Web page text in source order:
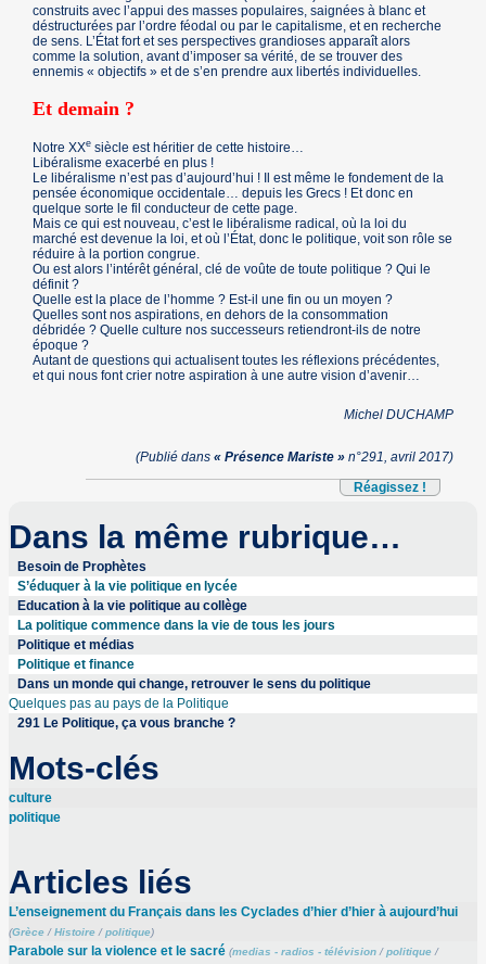
construits avec l’appui des masses populaires, saignées à blanc et
déstructurées par l’ordre féodal ou par le capitalisme, et en recherche
de sens. L’État fort et ses perspectives grandioses apparaît alors
comme la solution, avant d’imposer sa vérité, de se trouver des
ennemis « objectifs » et de s’en prendre aux libertés individuelles.
Et demain ?
Notre XXe siècle est héritier de cette histoire…
Libéralisme exacerbé en plus !
Le libéralisme n’est pas d’aujourd’hui ! Il est même le fondement de la
pensée économique occidentale… depuis les Grecs ! Et donc en
quelque sorte le fil conducteur de cette page.
Mais ce qui est nouveau, c’est le libéralisme radical, où la loi du
marché est devenue la loi, et où l’État, donc le politique, voit son rôle se
réduire à la portion congrue.
Ou est alors l’intérêt général, clé de voûte de toute politique ? Qui le
définit ?
Quelle est la place de l’homme ? Est-il une fin ou un moyen ?
Quelles sont nos aspirations, en dehors de la consommation
débridée ? Quelle culture nos successeurs retiendront-ils de notre
époque ?
Autant de questions qui actualisent toutes les réflexions précédentes,
et qui nous font crier notre aspiration à une autre vision d’avenir…
Michel DUCHAMP
(Publié dans « Présence Mariste »n°291, avril 2017)
Réagissez !
Dans la même rubrique…
Besoin de Prophètes
S’éduquer à la vie politique en lycée
Education à la vie politique au collège
La politique commence dans la vie de tous les jours
Politique et médias
Politique et finance
Dans un monde qui change, retrouver le sens du politique
Quelques pas au pays de la Politique
291 Le Politique, ça vous branche ?
Mots-clés
culture
politique
Articles liés
L’enseignement du Français dans les Cyclades d’hier d’hier à aujourd’hui
(Grèce/Histoire/politique)
Parabole sur la violence et le sacré (medias - radios - télévision/politique/